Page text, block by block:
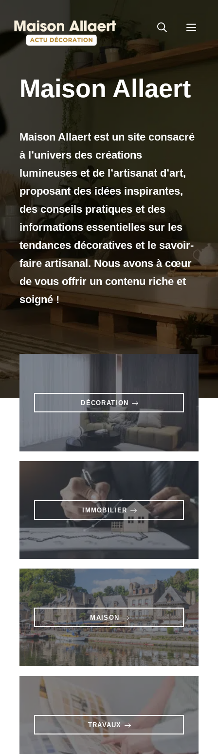
contenu
Maison Allaert
Maison Allaert est un site consacré
à l’univers des créations
lumineuses et de l’artisanat d’art,
proposant des idées inspirantes,
des conseils pratiques et des
informations essentielles sur les
tendances décoratives et le savoir-
faire artisanal. Nous avons à cœur
de vous offrir un contenu riche et
soigné !
DÉCORATION
IMMOBILIER
MAISON
TRAVAUX